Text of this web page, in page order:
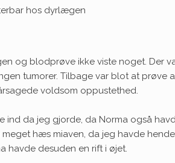
hos dyrlægen
og blodprøve ikke viste noget. Der
tumorer. Tilbage var blot at prøve
voldsom oppustethed.
ind da jeg gjorde, da Norma også
hæs miaven, da jeg havde
havde desuden en rift i øjet.